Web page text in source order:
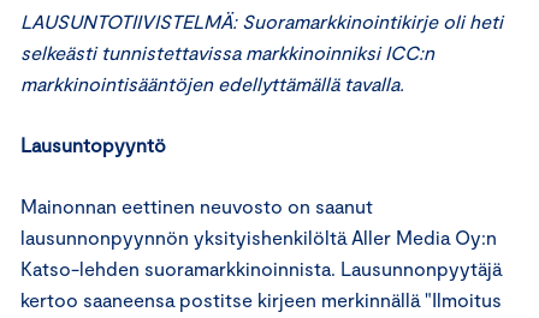
LAUSUNTOTIIVISTELMÄ: Suoramarkkinointikirje oli heti
selkeästi tunnistettavissa markkinoinniksi ICC:n
markkinointisääntöjen edellyttämällä tavalla.
Lausuntopyyntö
Mainonnan eettinen neuvosto on saanut
lausunnonpyynnön yksityishenkilöltä Aller Media Oy:n
Katso-lehden suoramarkkinoinnista. Lausunnonpyytäjä
kertoo saaneensa postitse kirjeen merkinnällä "Ilmoitus